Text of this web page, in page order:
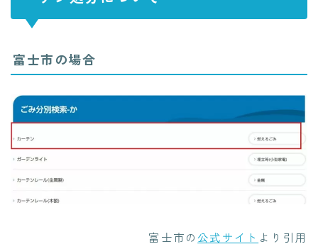
富士市の場合
富士市の公式サイト より引用